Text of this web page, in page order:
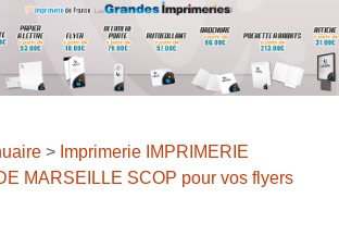
> Imprimerie IMPRIMERIE
MARSEILLE SCOP pour vos flyers